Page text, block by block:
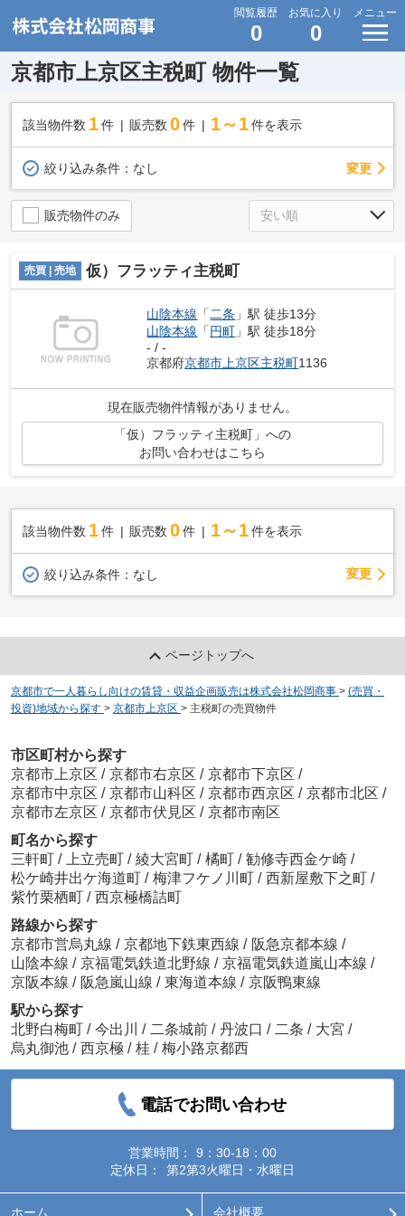
閲覧履歴
0
お気に入り
0
メニュー
京都市上京区主税町 物件一覧
該当物件数 1件 販売数 0 件 1～1 件を表示
絞り込み条件： なし 変更
販売物件のみ
売買 | 売地 仮）フラッティ主税町
山陰本線 「 二条 」駅 徒歩13分
山陰本線 「円町 」駅 徒歩18分
- / -
京都府京都市上京区主税町1136
現在販売物件情報がありません。
「仮）フラッティ主税町」への
お問い合わせはこちら
該当物件数 1件 販売数 0 件 1～1 件を表示
絞り込み条件： なし 変更
ページトップへ
京都市で一人暮らし向けの賃貸・収益企画販売は株式会社松岡商事 > (売買・
投資)地域から探す > 京都市上京区 > 主税町の売買物件
市区町村から探す
京都市上京区 / 京都市右京区 / 京都市下京区 /
京都市中京区 / 京都市山科区 / 京都市西京区 / 京都市北区 /
京都市左京区 / 京都市伏見区 / 京都市南区
町名から探す
三軒町 / 上立売町 / 綾大宮町 / 橘町 / 勧修寺西金ケ崎 /
松ケ崎井出ケ海道町 / 梅津フケノ川町 / 西新屋敷下之町 /
紫竹栗栖町 / 西京極橋詰町
路線から探す
京都市営烏丸線 / 京都地下鉄東西線 / 阪急京都本線 /
山陰本線 / 京福電気鉄道北野線 / 京福電気鉄道嵐山本線 /
京阪本線 / 阪急嵐山線 / 東海道本線 / 京阪鴨東線
駅から探す
北野白梅町 / 今出川 / 二条城前 / 丹波口 / 二条 / 大宮 /
烏丸御池 / 西京極 / 桂 / 梅小路京都西
電話でお問い合わせ
営業時間：
9：30-18：00
定休日：
第2第3火曜日・水曜日
ホーム 会社概要